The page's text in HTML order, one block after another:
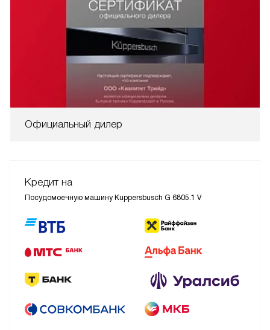
Официальный дилер
Кредит на
Посудомоечную машину Kuppersbusch G 6805.1 V